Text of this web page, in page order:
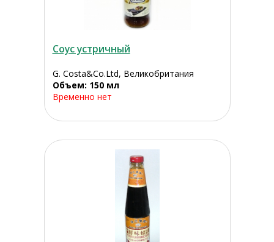
Соус устричный
G. Costa&Co.Ltd, Великобритания
Объем: 150 мл
Временно нет